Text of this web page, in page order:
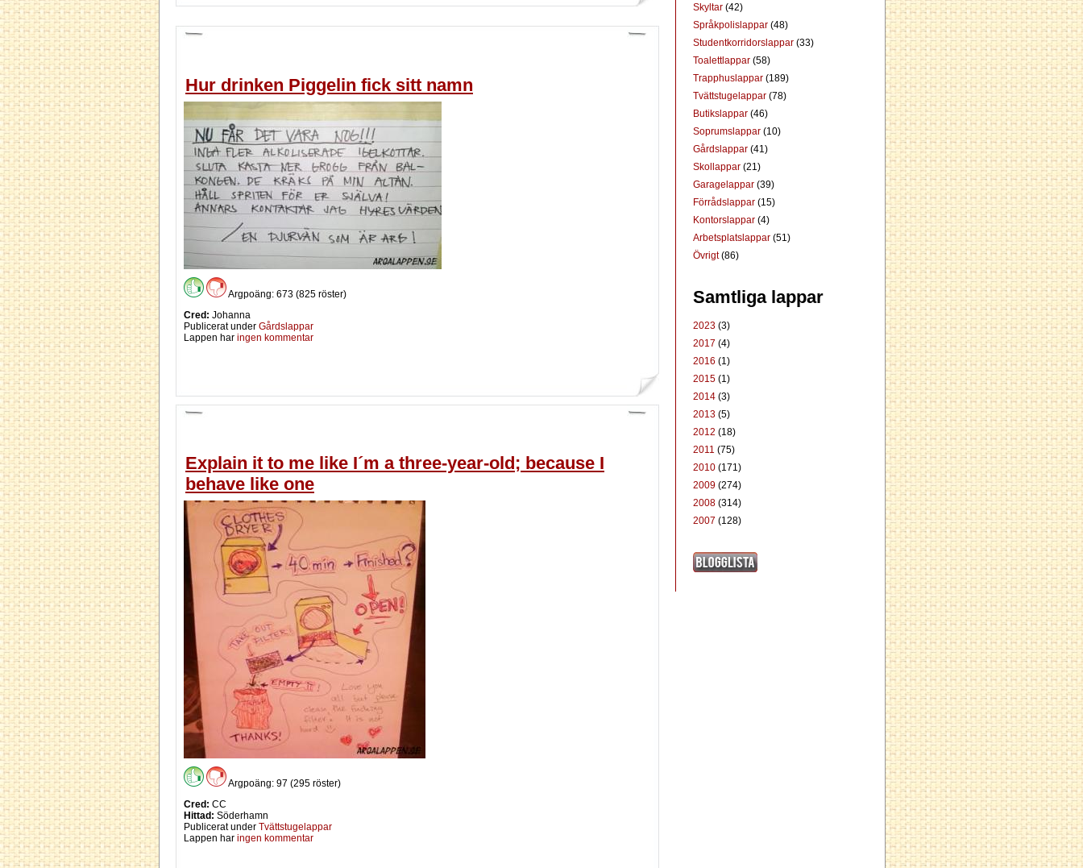
Hur drinken Piggelin fick sitt namn
Argpoäng: 673 (825 röster)
Cred: Johanna
Publicerat under Gårdslappar
Lappen har ingen kommentar
Explain it to me like I´m a three-year-old; because I
behave like one
Argpoäng: 97 (295 röster)
Cred: CC
Hittad: Söderhamn
Publicerat under Tvättstugelappar
Lappen har ingen kommentar
Skyltar (42)
Språkpolislappar (48)
Studentkorridorslappar (33)
Toalettlappar (58)
Trapphuslappar (189)
Tvättstugelappar (78)
Butikslappar (46)
Soprumslappar (10)
Gårdslappar (41)
Skollappar (21)
Garagelappar (39)
Förrådslappar (15)
Kontorslappar (4)
Arbetsplatslappar (51)
Övrigt(86)
Samtliga lappar
2023 (3)
2017 (4)
2016 (1)
2015 (1)
2014 (3)
2013 (5)
2012 (18)
2011 (75)
2010 (171)
2009 (274)
2008 (314)
2007 (128)